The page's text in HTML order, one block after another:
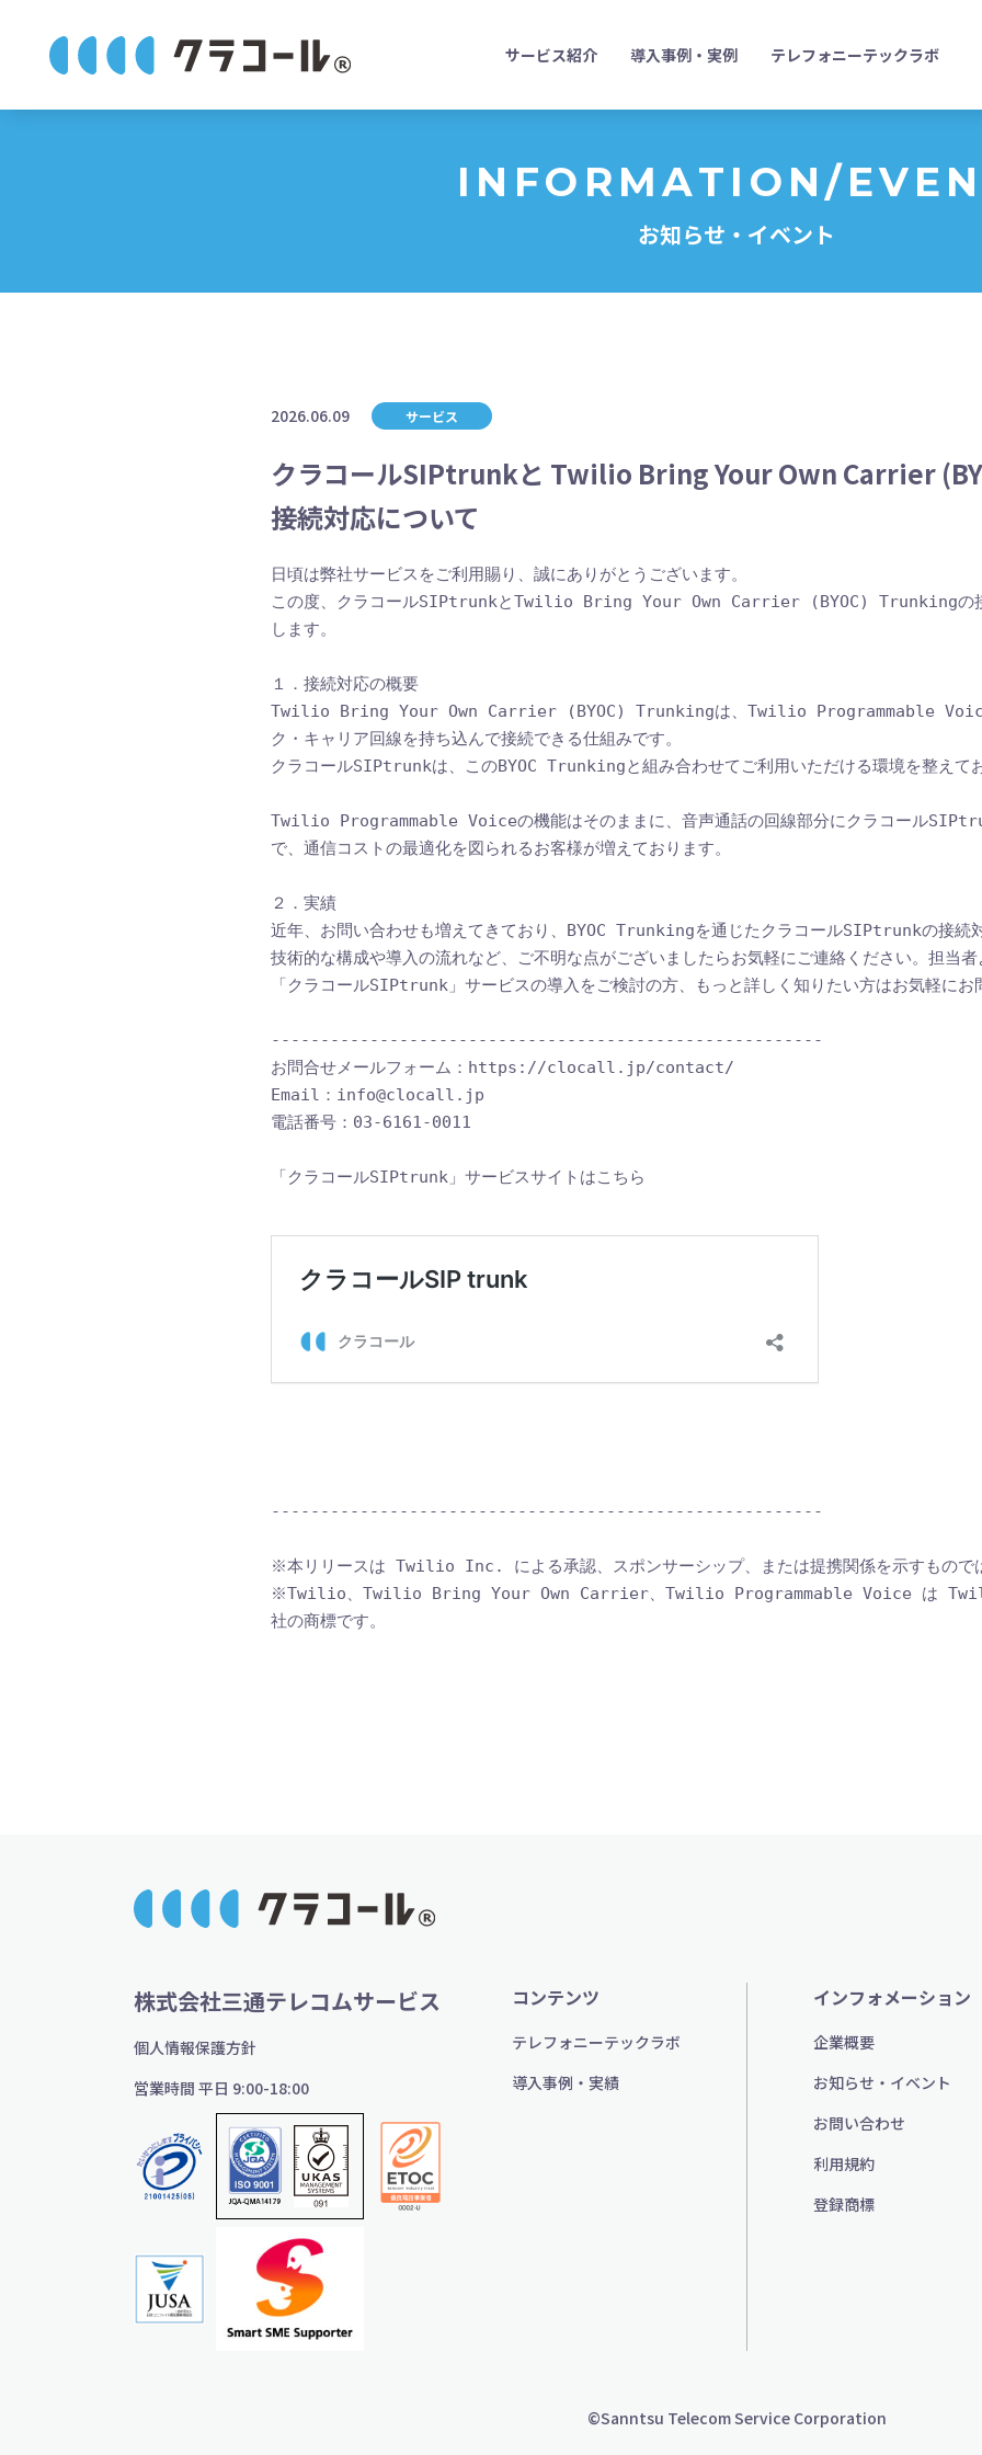
サービス紹介 導入事例・実例 テレフォニーテックラボ
INFORMATION/
お知らせ・イベント
2026.06.09 サービス
クラコールSIPtrunkと Twilio Bring Your Own Carrier
接続対応について
日頃は弊社サービスをご利用賜り、誠にありがとうございます。
この度、クラコールSIPtrunkとTwilio Bring Your Own Carrier (BYOC) Trunkingの接
します。
１．接続対応の概要
Twilio Bring Your Own Carrier (BYOC) Trunkingは、Twilio Programmable Voice
ク・キャリア回線を持ち込んで接続できる仕組みです。
クラコールSIPtrunkは、このBYOC Trunkingと組み合わせてご利用いただける環境を整えて
Twilio Programmable Voiceの機能はそのままに、音声通話の回線部分にクラコール
で、通信コストの最適化を図られるお客様が増えております。
２．実績
近年、お問い合わせも増えてきており、BYOC Trunkingを通じたクラコールSIPtrunkの接続対
技術的な構成や導入の流れなど、ご不明な点がございましたらお気軽にご連絡ください。担当者
「クラコールSIPtrunk」サービスの導入をご検討の方、もっと詳しく知りたい方はお気軽にお
--------------------------------------------------------
お問合せメールフォーム：https://clocall.jp/contact/
Email： info@clocall.jp
電話番号：03-6161-0011
--------------------------------------------------------
※本リリースは Twilio Inc. による承認、スポンサーシップ、または提携関係を示すもので
※Twilio、Twilio Bring Your Own Carrier、Twilio Programmable Voice は
社の商標です。
株式会社三通テレコムサービス
個人情報保護方針
営業時間 平日 9:00-18:00
コンテンツ
テレフォニーテックラボ
導入事例・実績
インフォメーション
企業概要
お知らせ・イベント
お問い合わせ
利用規約
登録商標
©Sanntsu Telecom Service Corporation